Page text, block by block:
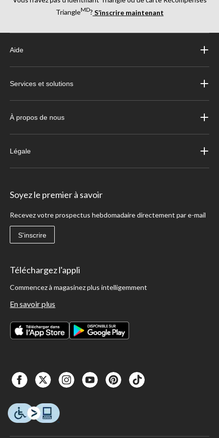
TriangleMD? S’inscrire maintenant
Aide
Services et solutions
À propos de nous
Légale
Soyez le premier à savoir
Recevez votre prospectus hebdomadaire directement par e-mail
S'inscrire
Téléchargez l'appli
Commencez à magasinez plus intelligemment
En savoir plus